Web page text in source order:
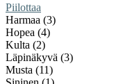
Piilottaa
Harmaa (3)
Hopea (4)
Kulta (2)
Läpinäkyvä (3)
Musta (11)